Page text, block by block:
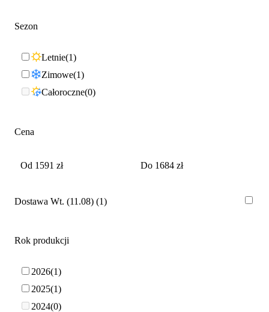
Sezon
Letnie 1
Zimowe 1
Całoroczne 0
Cena
Dostawa Wt. (11.08) 1
Rok produkcji
2026 1
2025 1
2024 0